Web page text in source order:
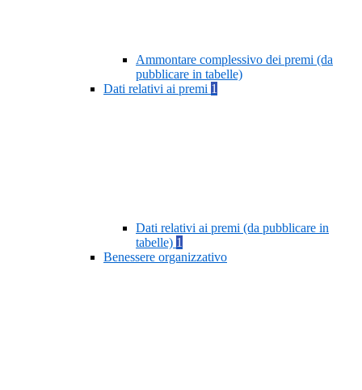
Ammontare complessivo dei premi (da
pubblicare in tabelle)
Dati relativi ai premi 1
Dati relativi ai premi (da pubblicare in
tabelle) 1
Benessere organizzativo